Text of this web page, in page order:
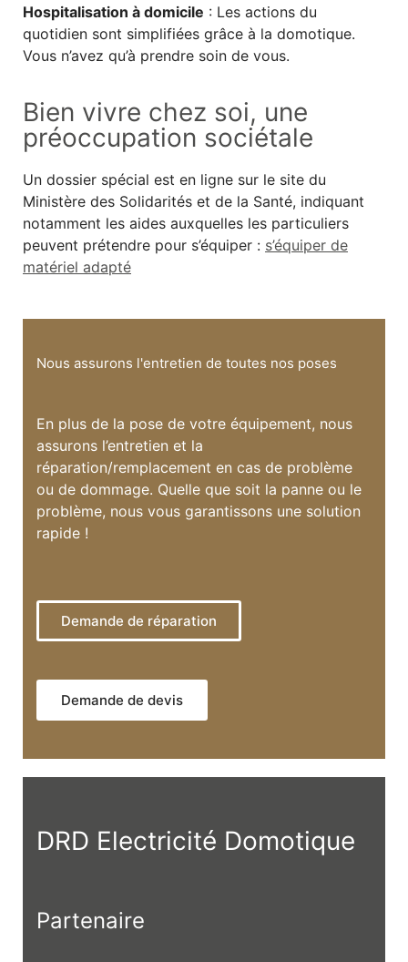
Hospitalisation à domicile : Les actions du
quotidien sont simplifiées grâce à la domotique.
Vous n’avez qu’à prendre soin de vous.
Bien vivre chez soi, une
préoccupation sociétale
Un dossier spécial est en ligne sur le site du
Ministère des Solidarités et de la Santé, indiquant
notamment les aides auxquelles les particuliers
peuvent prétendre pour s’équiper : s’équiper de
matériel adapté
Nous assurons l'entretien de toutes nos poses
En plus de la pose de votre équipement, nous
assurons l’entretien et la
réparation/remplacement en cas de problème
ou de dommage. Quelle que soit la panne ou le
problème, nous vous garantissons une solution
rapide !
Demande de réparation
Demande de devis
DRD Electricité Domotique
Partenaire